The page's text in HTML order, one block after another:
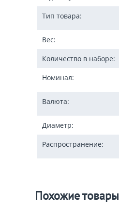
Тип товара:
Вес:
Количество в наборе:
Номинал:
Валюта:
Диаметр:
Распространение:
Похожие товары